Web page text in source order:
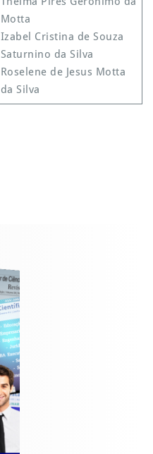
Motta
Izabel Cristina de Souza
Saturnino da Silva
Roselene de Jesus Motta
da Silva